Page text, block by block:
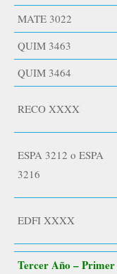
MATE 3022
QUIM 3463
QUIM 3464
RECO XXXX
ESPA 3212 o ESPA
3216
EDFI XXXX
Tercer Año – Primer